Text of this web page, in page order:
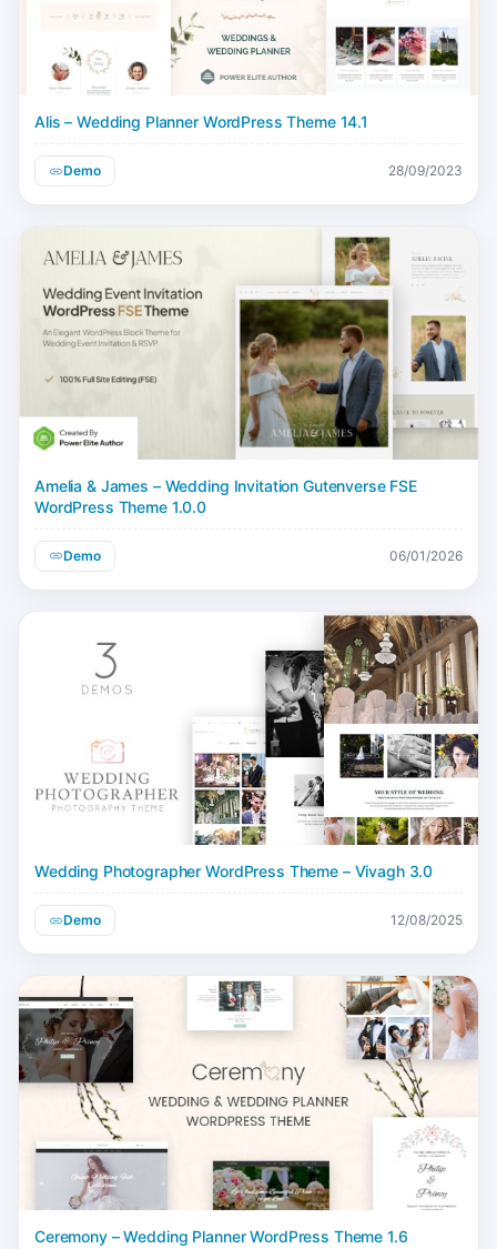
Alis – Wedding Planner WordPress Theme 14.1
Demo 28/09/2023
Amelia & James – Wedding Invitation Gutenverse FSE
WordPress Theme 1.0.0
Demo 06/01/2026
Wedding Photographer WordPress Theme – Vivagh 3.0
Demo 12/08/2025
Ceremony – Wedding Planner WordPress Theme 1.6